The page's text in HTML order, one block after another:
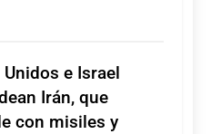
e Israel
Irán, que
con misiles y